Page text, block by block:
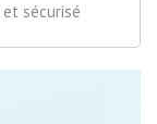
sécurisé